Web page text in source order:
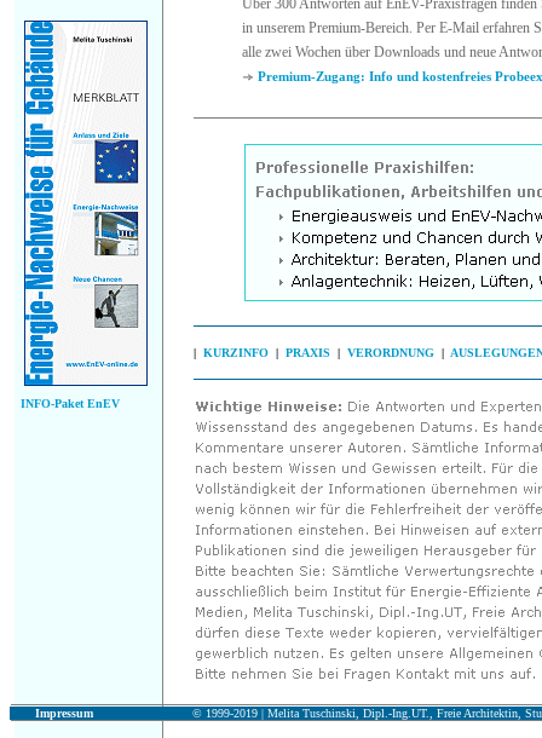
INFO-Paket EnEV
Über 300 Antworten auf EnEV-Praxisfragen finden
in unserem Premium-Bereich. Per E-Mail erfahren
alle zwei Wochen über Downloads und neue
Premium-Zugang: Info und kostenfreies
| KURZINFO | PRAXIS | VERORDNUNG |
Impressum © 1999-2019 | Melita Tuschinski, Dipl.-Ing.UT., Freie Architektin,